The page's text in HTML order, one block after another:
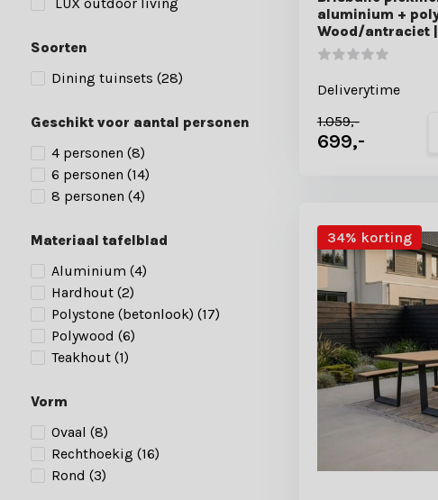
Soorten
Dining tuinsets (28)
Geschikt voor aantal personen
4 personen (8)
6 personen (14)
8 personen (4)
Materiaal tafelblad
Aluminium (4)
Hardhout (2)
Polystone (betonlook) (17)
Polywood (6)
Teakhout (1)
Vorm
Ovaal (8)
Rechthoekig (16)
Rond (3)
aluminium +
Wood/antraciet
Deliverytime
1.059,-
699,-
34% korting